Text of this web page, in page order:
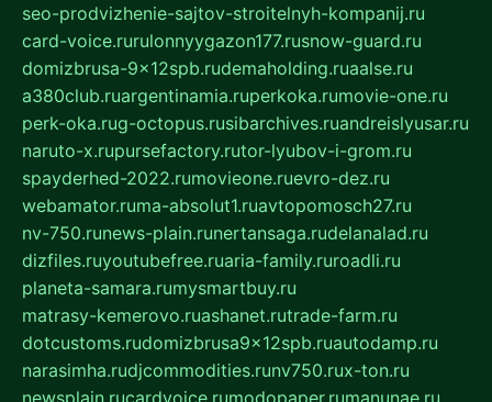
seo-prodvizhenie-sajtov-stroitelnyh-kompanij.ru
card-voice.rurulonnyygazon177.rusnow-guard.ru
domizbrusa-9x12spb.rudemaholding.ruaalse.ru
a380club.ruargentinamia.ruperkoka.rumovie-one.ru
perk-oka.rug-octopus.rusibarchives.ruandreislyusar.ru
naruto-x.rupursefactory.rutor-lyubov-i-grom.ru
spayderhed-2022.rumovieone.ruevro-dez.ru
webamator.ruma-absolut1.ruavtopomosch27.ru
nv-750.runews-plain.runertansaga.rudelanalad.ru
dizfiles.ruyoutubefree.ruaria-family.ruroadli.ru
planeta-samara.rumysmartbuy.ru
matrasy-kemerovo.ruashanet.rutrade-farm.ru
dotcustoms.rudomizbrusa9x12spb.ruautodamp.ru
narasimha.rudjcommodities.runv750.rux-ton.ru
newsplain.rucardvoice.rumodopaper.rumanunae.ru